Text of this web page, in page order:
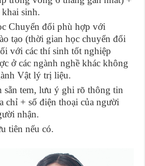
sinh.
Chuyển đổi phù hợp với
tạo (thời gian học chuyển đổi
với các thí sinh tốt nghiệp
ở các ngành nghề khác không
Vật lý trị liệu.
sẵn tem, lưu ý ghi rõ thông tin
chỉ + số điện thoại của người
nhận.
tiên nếu có.